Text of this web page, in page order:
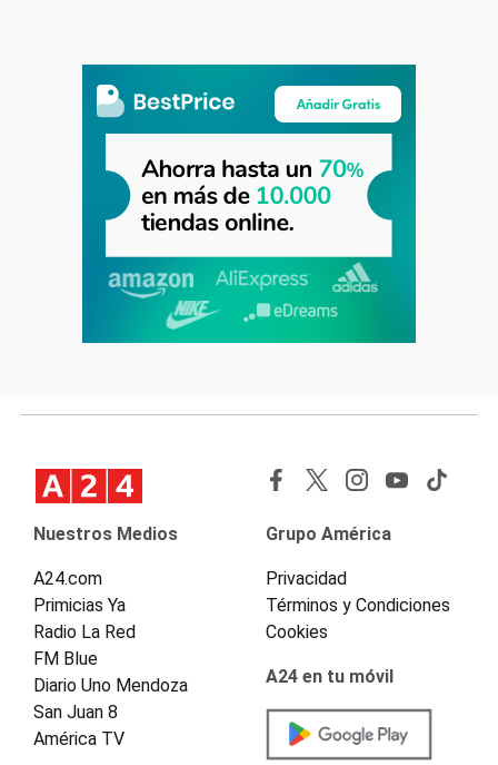
Nuestros Medios
A24.com
Primicias Ya
Radio La Red
FM Blue
Diario Uno Mendoza
San Juan 8
América TV
Grupo América
Privacidad
Términos y Condiciones
Cookies
A24 en tu móvil